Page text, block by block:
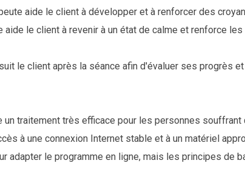
aide le client à développer et à renforcer des
aide le client à revenir à un état de calme et renforce
le client après la séance afin d'évaluer ses progrès
un traitement très efficace pour les personnes
à une connexion Internet stable et à un matériel
adapter le programme en ligne, mais les principes de